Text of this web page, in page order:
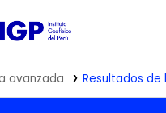
IGP
avanzada Resultados